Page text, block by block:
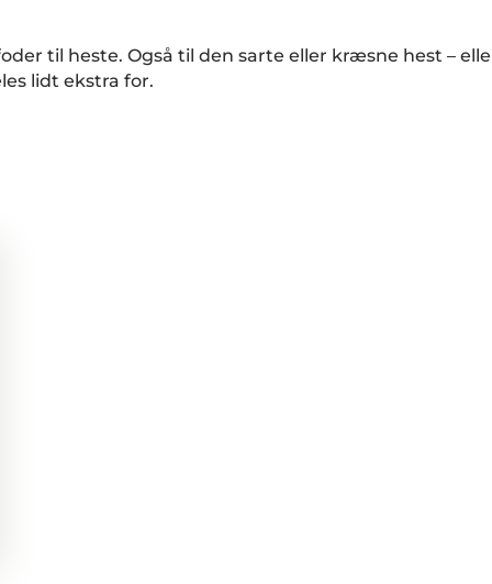
til heste. Også til den sarte eller kræsne hest –
lidt ekstra for.